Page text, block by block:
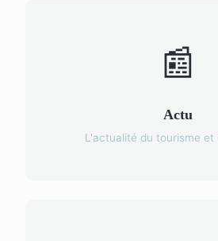
📰
Actu
L'actualité du tourisme et